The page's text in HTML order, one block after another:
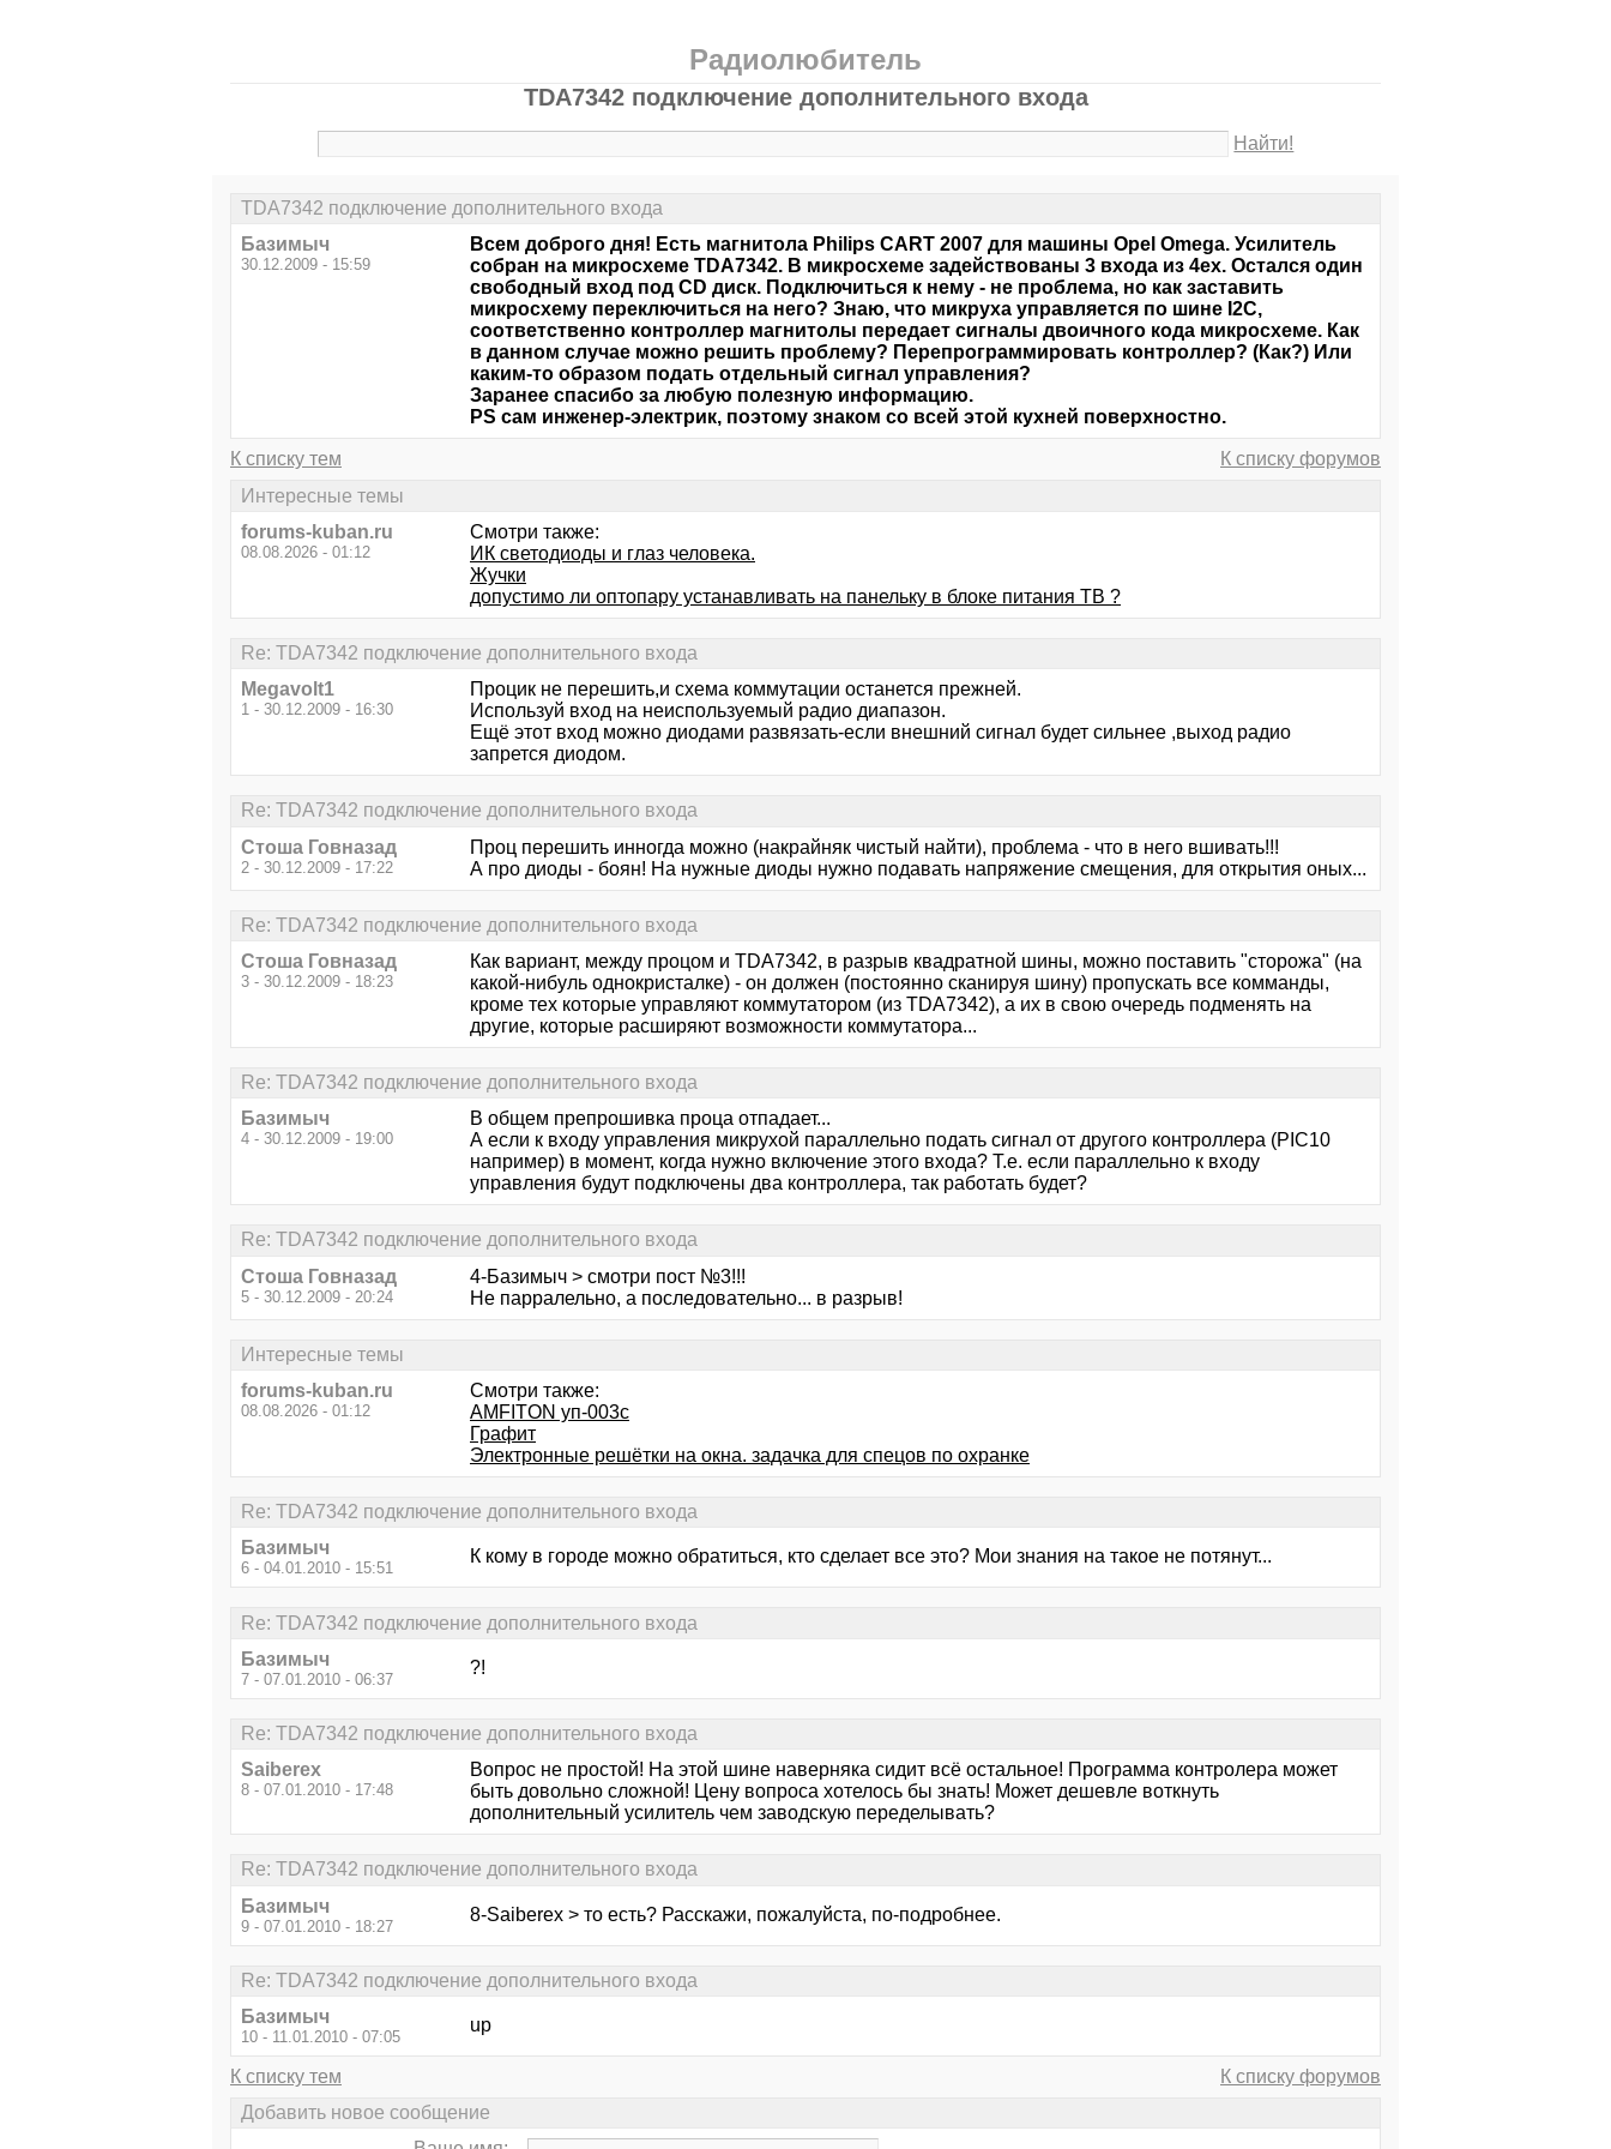
Радиолюбитель
TDA7342 подключение дополнительного входа
Найти!
TDA7342 подключение дополнительного входа
Базимыч
30.12.2009 - 15:59
Всем доброго дня! Есть магнитола Philips CART 2007 для машины Opel Omega. Усилитель
собран на микросхеме TDA7342. В микросхеме задействованы 3 входа из 4ех. Остался один
свободный вход под CD диск. Подключиться к нему - не проблема, но как заставить
микросхему переключиться на него? Знаю, что микруха управляется по шине I2C,
соответственно контроллер магнитолы передает сигналы двоичного кода микросхеме. Как
в данном случае можно решить проблему? Перепрограммировать контроллер? (Как?) Или
каким-то образом подать отдельный сигнал управления?
Заранее спасибо за любую полезную информацию.
PS сам инженер-электрик, поэтому знаком со всей этой кухней поверхностно.
К списку тем
К списку форумов
Интересные темы
forums-kuban.ru
08.08.2026 - 01:12
Смотри также:
ИК светодиоды и глаз человека.
Жучки
допустимо ли оптопару устанавливать на панельку в блоке питания ТВ ?
Re: TDA7342 подключение дополнительного входа
Megavolt1
1 - 30.12.2009 - 16:30
Процик не перешить,и схема коммутации останется прежней.
Используй вход на неиспользуемый радио диапазон.
Ещё этот вход можно диодами развязать-если внешний сигнал будет сильнее ,выход радио
запрется диодом.
Re: TDA7342 подключение дополнительного входа
Стоша Говназад
2 - 30.12.2009 - 17:22
Проц перешить инногда можно (накрайняк чистый найти), проблема - что в него вшивать!!!
А про диоды - боян! На нужные диоды нужно подавать напряжение смещения, для открытия оных...
Re: TDA7342 подключение дополнительного входа
Стоша Говназад
3 - 30.12.2009 - 18:23
Как вариант, между процом и TDA7342, в разрыв квадратной шины, можно поставить "сторожа" (на
какой-нибуль однокристалке) - он должен (постоянно сканируя шину) пропускать все комманды,
кроме тех которые управляют коммутатором (из TDA7342), а их в свою очередь подменять на
другие, которые расширяют возможности коммутатора...
Re: TDA7342 подключение дополнительного входа
Базимыч
4 - 30.12.2009 - 19:00
В общем препрошивка проца отпадает...
А если к входу управления микрухой параллельно подать сигнал от другого контроллера (PIС10
например) в момент, когда нужно включение этого входа? Т.е. если параллельно к входу
управления будут подключены два контроллера, так работать будет?
Re: TDA7342 подключение дополнительного входа
Стоша Говназад
5 - 30.12.2009 - 20:24
4-Базимыч > смотри пост №3!!!
Не парралельно, а последовательно... в разрыв!
Интересные темы
forums-kuban.ru
08.08.2026 - 01:12
Смотри также:
AMFITON уп-003с
Графит
Электронные решётки на окна. задачка для спецов по охранке
Re: TDA7342 подключение дополнительного входа
Базимыч
6 - 04.01.2010 - 15:51
К кому в городе можно обратиться, кто сделает все это? Мои знания на такое не потянут...
Re: TDA7342 подключение дополнительного входа
Базимыч
7 - 07.01.2010 - 06:37
?!
Re: TDA7342 подключение дополнительного входа
Saiberex
8 - 07.01.2010 - 17:48
Вопрос не простой! На этой шине наверняка сидит всё остальное! Программа контролера может
быть довольно сложной! Цену вопроса хотелось бы знать! Может дешевле воткнуть
дополнительный усилитель чем заводскую переделывать?
Re: TDA7342 подключение дополнительного входа
Базимыч
9 - 07.01.2010 - 18:27
8-Saiberex > то есть? Расскажи, пожалуйста, по-подробнее.
Re: TDA7342 подключение дополнительного входа
Базимыч
10 - 11.01.2010 - 07:05
up
К списку тем
К списку форумов
Добавить новое сообщение